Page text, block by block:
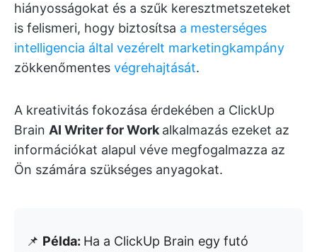
hiányosságokat és a szűk keresztmetszeteket
is felismeri, hogy biztosítsa a mesterséges
intelligencia által vezérelt marketingkampány
zökkenőmentes végrehajtását.
A kreativitás fokozása érdekében a ClickUp
Brain AI Writer for Work alkalmazás ezeket az
információkat alapul véve megfogalmazza az
Ön számára szükséges anyagokat.
📌 Példa: Ha a ClickUp Brain egy futó